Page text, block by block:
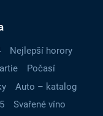
Nejlepší horory
Počasí
Auto – katalog
Svařené víno